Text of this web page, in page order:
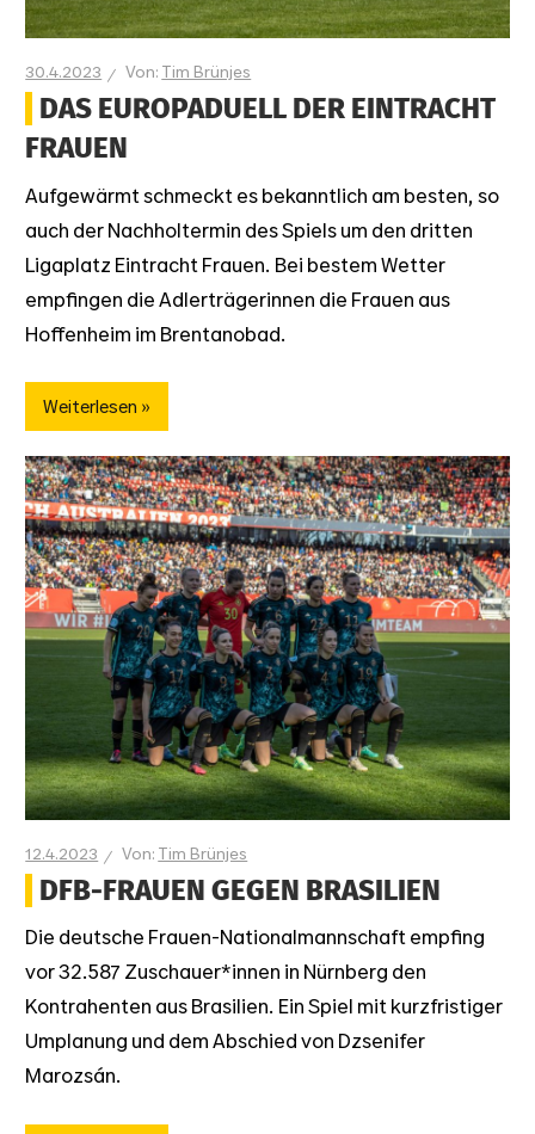
30.4.2023 Tim Brünjes
DAS EUROPADUELL DER EINTRACHT
FRAUEN
Aufgewärmt schmeckt es bekanntlich am besten, so
auch der Nachholtermin des Spiels um den dritten
Ligaplatz Eintracht Frauen. Bei bestem Wetter
empfingen die Adlerträgerinnen die Frauen aus
Hoffenheim im Brentanobad.
Weiterlesen
12.4.2023 Tim Brünjes
DFB-FRAUEN GEGEN BRASILIEN
Die deutsche Frauen-Nationalmannschaft empfing
vor 32.587 Zuschauer*innen in Nürnberg den
Kontrahenten aus Brasilien. Ein Spiel mit kurzfristiger
Umplanung und dem Abschied von Dzsenifer
Marozsán.